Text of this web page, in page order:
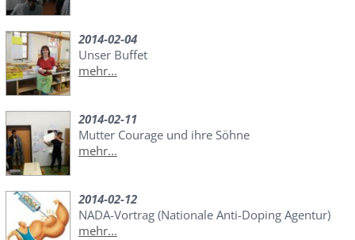
2014-02-04
Unser Buffet
mehr...
2014-02-11
Mutter Courage und ihre Söhne
mehr...
2014-02-12
NADA-Vortrag (Nationale Anti-Doping Agentur)
mehr...